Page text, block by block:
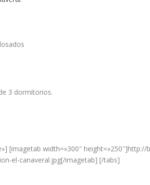
3 dormitorios.
[imagetab width=»300″ height=»250″]http://
el-canaveral.jpg[/imagetab] [/tabs]